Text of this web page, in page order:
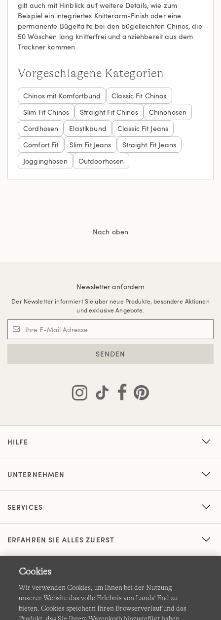
gilt auch mit Hinblick auf weitere Details, wie zum
Beispiel ein integriertes Knitterarm-Finish oder eine
permanente Bügelfalte bei den bügelleichten Chinos, die
50 Wäschen lang knitterfrei und anziehbereit aus dem
Trockner kommen.
Vorgeschlagene Kategorien
Chinos mit Komfortbund
Classic Fit Chinos
Slim Fit Chinos
Straight Fit Chinos
Chinohosen
Cordhosen
Elastikbund
Classic Fit Jeans
Comfort Fit
Slim Fit Jeans
Straight Fit Jeans
Jogginghosen
Outdoorhosen
Nach oben
Newsletter anfordern
Der Newsletter informiert Sie über neue Produkte, besondere Aktionen
und exklusive Angebote.
SENDEN
HILFE
UNTERNEHMEN
SERVICES
ERFAHREN SIE ALLES ZUERST
Cookies
Wir verwenden Cookies, um Ihnen bei der Nutzung
unserer Website das volle Erlebnis von Lands' End zu
bieten. Cookies speichern Ihren Browserverlauf und das